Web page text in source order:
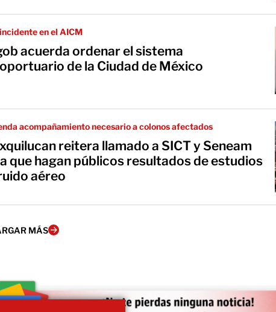
en el AICM
acuerda ordenar el sistema
de la Ciudad de México
acompañamiento necesario a colonos afectados
reitera llamado a SICT y Seneam
que hagan públicos resultados de estudios
aéreo
MÁS